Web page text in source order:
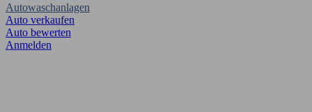
Autowaschanlagen
Auto verkaufen
Auto bewerten
Anmelden